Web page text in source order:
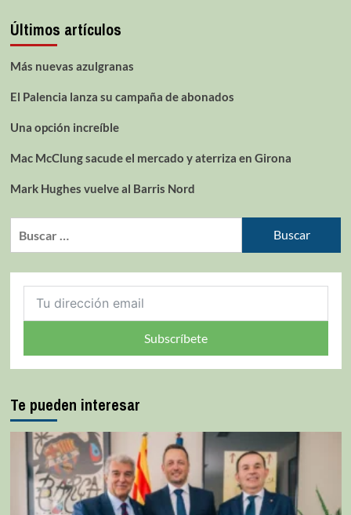
Últimos artículos
Más nuevas azulgranas
El Palencia lanza su campaña de abonados
Una opción increíble
Mac McClung sacude el mercado y aterriza en Girona
Mark Hughes vuelve al Barris Nord
Subscríbete
Te pueden interesar